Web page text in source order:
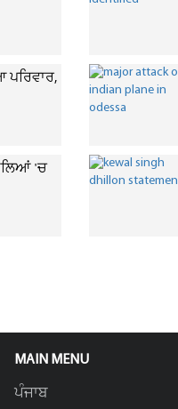
'ਚ
MAIN MENU
ਪੰਜਾਬ